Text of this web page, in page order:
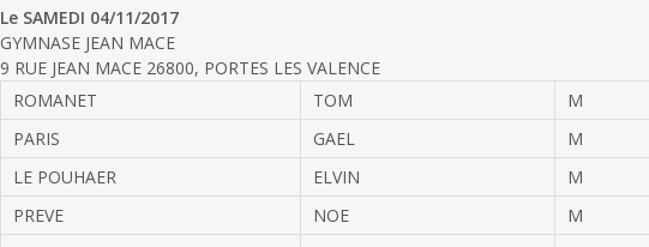
Le SAMEDI 04/11/2017
GYMNASE JEAN MACE
9 RUE JEAN MACE 26800, PORTES LES VALENCE
ROMANET
TOM M
PARIS
GAEL M
LE POUHAER
ELVIN M
PREVE
NOE M